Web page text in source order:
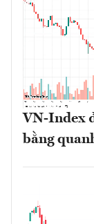
VN-Index
bằng